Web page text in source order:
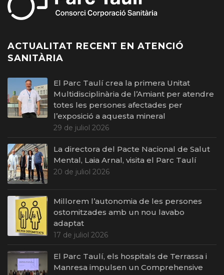
ACTUALITAT RECENT EN ATENCIÓ
SANITÀRIA
El Parc Taulí crea la primera Unitat
Multidisciplinària de l’Amiant per atendre
totes les persones afectades per
l’exposició a aquesta mineral
29 de juliol 2026
La directora del Pacte Nacional de Salut
Mental, Laia Arnal, visita el Parc Taulí
20 de juliol 2026
Millorem l’autonomia de les persones
ostomitzades amb un nou lavabo
adaptat
17 de juliol 2026
El Parc Taulí, els hospitals de Terrassa i
Manresa impulsen un Comprehensive